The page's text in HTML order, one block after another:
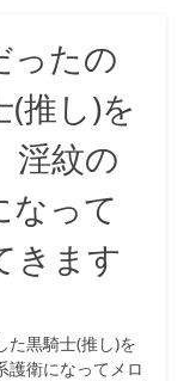
ったの
推し)を
淫紋の
なって
きます
た黒騎士(推し)を
護衛になってメロ